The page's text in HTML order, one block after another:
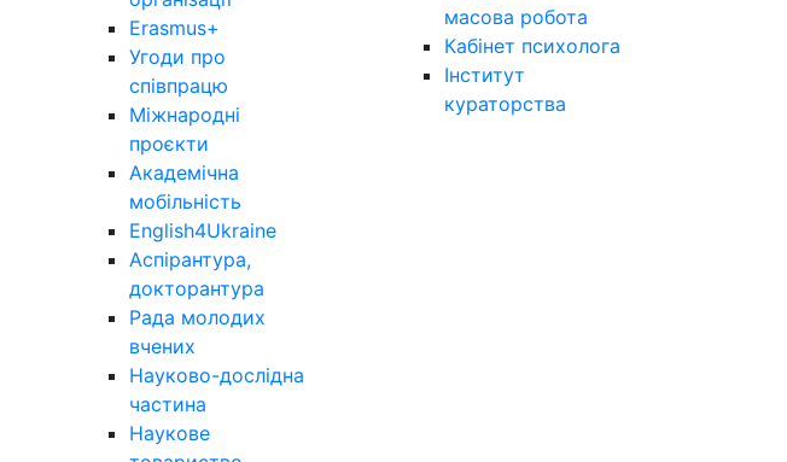
Erasmus+
Угоди про
співпрацю
Міжнародні
проєкти
Академічна
мобільність
English4Ukraine
Аспірантура,
докторантура
Рада молодих
вчених
Науково-дослідна
частина
Наукове
масова робота
Кабінет психолога
Інститут
кураторства